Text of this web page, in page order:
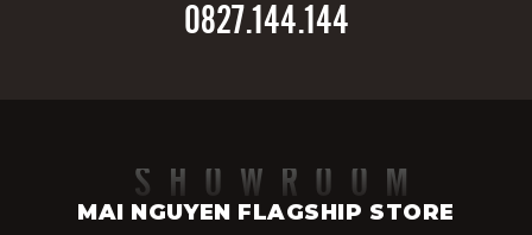
0827.144.144
SHOWROOM
MAI NGUYEN FLAGSHIP STORE